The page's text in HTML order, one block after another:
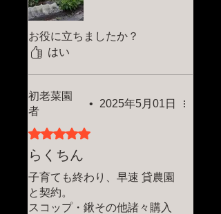
お役に立ちましたか？
はい
初老菜園
者
• 2025年5月01日
5つ星のうち5と評価されています。
らくちん
子育ても終わり、早速 貸農園
と契約。
スコップ・鍬その他諸々購入